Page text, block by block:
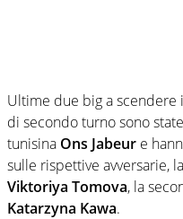
Ultime due big a
di secondo turno sono
tunisina Ons Jabeur e
sulle rispettive avversarie,
Viktoriya Tomova, la
Katarzyna Kawa.